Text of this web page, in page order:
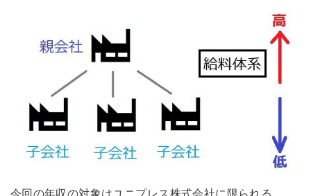
今回の年収の対象はユニプレス株式会社に限られる。